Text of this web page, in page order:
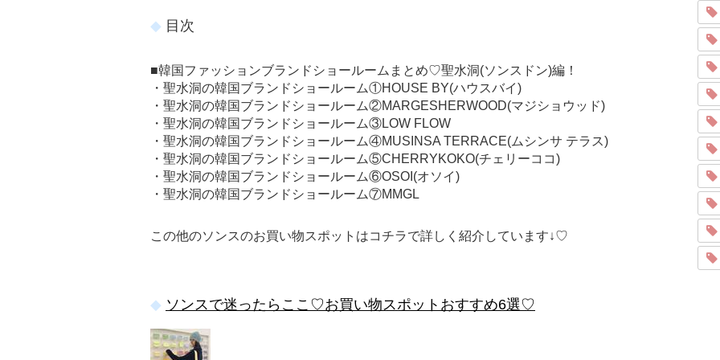
目次
■韓国ファッションブランドショールームまとめ♡聖水洞(ソンスドン)編！
・聖水洞の韓国ブランドショールーム①HOUSE BY(ハウスバイ)
・聖水洞の韓国ブランドショールーム②MARGESHERWOOD(マジショウッド)
・聖水洞の韓国ブランドショールーム③LOW FLOW
・聖水洞の韓国ブランドショールーム④MUSINSA TERRACE(ムシンサ テラス)
・聖水洞の韓国ブランドショールーム⑤CHERRYKOKO(チェリーココ)
・聖水洞の韓国ブランドショールーム⑥OSOI(オソイ)
・聖水洞の韓国ブランドショールーム⑦MMGL
この他のソンスのお買い物スポットはコチラで詳しく紹介しています↓♡
ソンスで迷ったらここ♡お買い物スポットおすすめ6選♡